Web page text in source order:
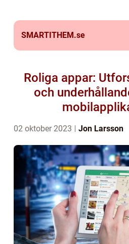
SMARTITHEM.se
Roliga appar:
och
02 oktober 2023 Jon Larsson